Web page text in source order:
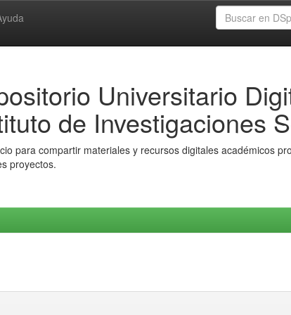
Universitario
de Investigaciones
para compartir materiales y recursos digitales académicos
proyectos.